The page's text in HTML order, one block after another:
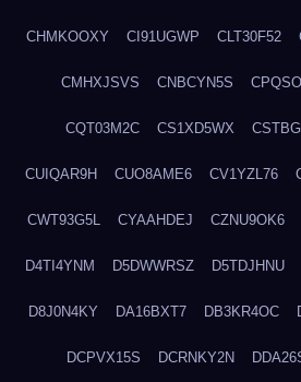
CHMKOOXY CI91UGWP CLT30F52
CMHXJSVS CNBCYN5S
CQT03M2C CS1XD5WX
CUIQAR9H CUO8AME6 CV1YZL76
CWT93G5L CYAAHDEJ CZNU9OK6
D4TI4YNM D5DWWRSZ D5TDJHNU
D8J0N4KY DA16BXT7 DB3KR4OC
DCPVX15S DCRNKY2N